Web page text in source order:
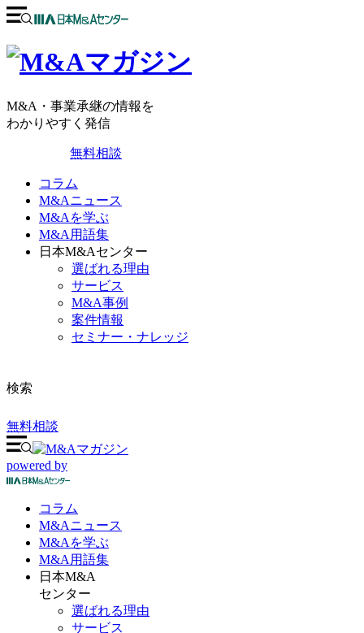
M&A・事業承継の情報を
わかりやすく発信
無料相談
コラム
M&Aニュース
M&Aを学ぶ
M&A用語集
日本M&Aセンター
選ばれる理由
サービス
M&A事例
案件情報
セミナー・ナレッジ
検索
無料相談
powered by
コラム
M&Aニュース
M&Aを学ぶ
M&A 用語集
日本M&A
センター
選ばれる理由
サービス